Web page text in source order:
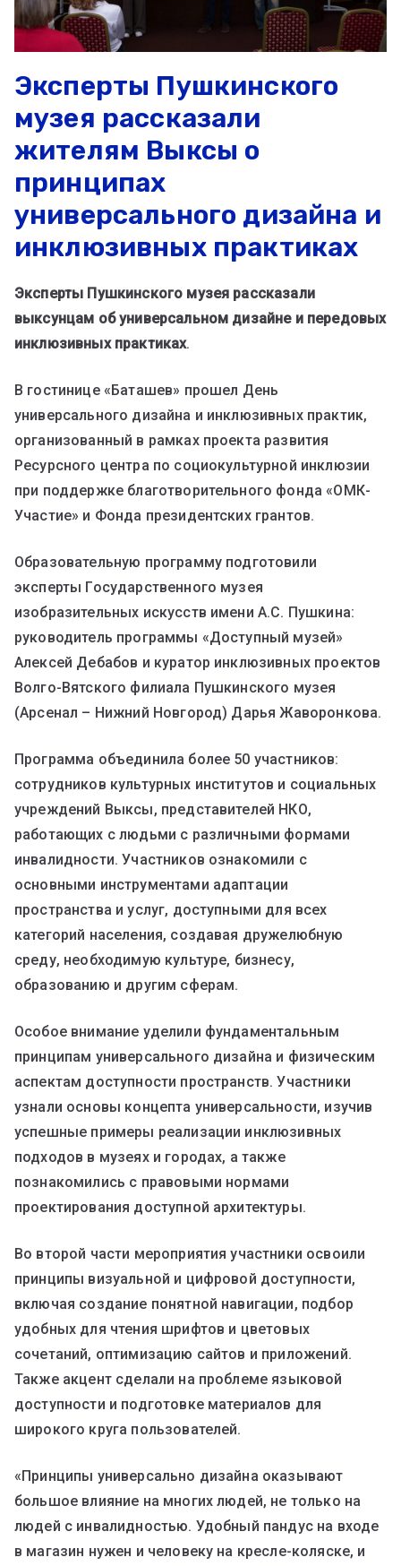
Эксперты Пушкинского
музея рассказали
жителям Выксы о
принципах
универсального дизайна и
инклюзивных практиках
Эксперты Пушкинского музея рассказали
выксунцам об универсальном дизайне и передовых
инклюзивных практиках.
В гостинице «Баташев» прошел День
универсального дизайна и инклюзивных практик,
организованный в рамках проекта развития
Ресурсного центра по социокультурной инклюзии
при поддержке благотворительного фонда «ОМК-
Участие» и Фонда президентских грантов.
Образовательную программу подготовили
эксперты Государственного музея
изобразительных искусств имени А.С. Пушкина:
руководитель программы «Доступный музей»
Алексей Дебабов и куратор инклюзивных проектов
Волго-Вятского филиала Пушкинского музея
(Арсенал – Нижний Новгород) Дарья Жаворонкова.
Программа объединила более 50 участников:
сотрудников культурных институтов и социальных
учреждений Выксы, представителей НКО,
работающих с людьми с различными формами
инвалидности. Участников ознакомили с
основными инструментами адаптации
пространства и услуг, доступными для всех
категорий населения, создавая дружелюбную
среду, необходимую культуре, бизнесу,
образованию и другим сферам.
Особое внимание уделили фундаментальным
принципам универсального дизайна и физическим
аспектам доступности пространств. Участники
узнали основы концепта универсальности, изучив
успешные примеры реализации инклюзивных
подходов в музеях и городах, а также
познакомились с правовыми нормами
проектирования доступной архитектуры.
Во второй части мероприятия участники освоили
принципы визуальной и цифровой доступности,
включая создание понятной навигации, подбор
удобных для чтения шрифтов и цветовых
сочетаний, оптимизацию сайтов и приложений.
Также акцент сделали на проблеме языковой
доступности и подготовке материалов для
широкого круга пользователей.
«Принципы универсально дизайна оказывают
большое влияние на многих людей, не только на
людей с инвалидностью. Удобный пандус на входе
в магазин нужен и человеку на кресле-коляске, и